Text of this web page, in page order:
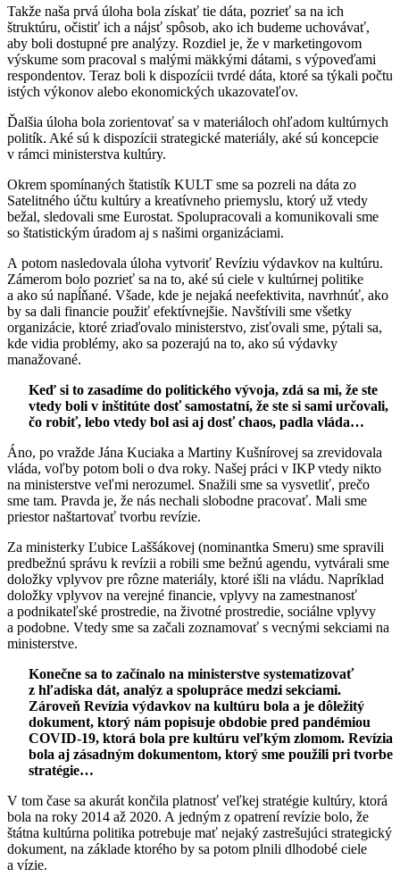
Takže naša prvá úloha bola získať tie dáta, pozrieť sa na ich
štruktúru, očistiť ich a nájsť spôsob, ako ich budeme uchovávať,
aby boli dostupné pre analýzy. Rozdiel je, že v marketingovom
výskume som pracoval s malými mäkkými dátami, s výpoveďami
respondentov. Teraz boli k dispozícii tvrdé dáta, ktoré sa týkali počtu
istých výkonov alebo ekonomických ukazovateľov.
Ďalšia úloha bola zorientovať sa v materiáloch ohľadom kultúrnych
politík. Aké sú k dispozícii strategické materiály, aké sú koncepcie
v rámci ministerstva kultúry.
Okrem spomínaných štatistík KULT sme sa pozreli na dáta zo
Satelitného účtu kultúry a kreatívneho priemyslu, ktorý už vtedy
bežal, sledovali sme Eurostat. Spolupracovali a komunikovali sme
so štatistickým úradom aj s našimi organizáciami.
A potom nasledovala úloha vytvoriť Revíziu výdavkov na kultúru.
Zámerom bolo pozrieť sa na to, aké sú ciele v kultúrnej politike
a ako sú napĺňané. Všade, kde je nejaká neefektivita, navrhnúť, ako
by sa dali financie použiť efektívnejšie. Navštívili sme všetky
organizácie, ktoré zriaďovalo ministerstvo, zisťovali sme, pýtali sa,
kde vidia problémy, ako sa pozerajú na to, ako sú výdavky
manažované.
Keď si to zasadíme do politického vývoja, zdá sa mi, že ste
vtedy boli v inštitúte dosť samostatní, že ste si sami určovali,
čo robiť, lebo vtedy bol asi aj dosť chaos, padla vláda…
Áno, po vražde Jána Kuciaka a Martiny Kušnírovej sa zrevidovala
vláda, voľby potom boli o dva roky. Našej práci v IKP vtedy nikto
na ministerstve veľmi nerozumel. Snažili sme sa vysvetliť, prečo
sme tam. Pravda je, že nás nechali slobodne pracovať. Mali sme
priestor naštartovať tvorbu revízie.
Za ministerky Ľubice Laššákovej (nominantka Smeru) sme spravili
predbežnú správu k revízii a robili sme bežnú agendu, vytvárali sme
doložky vplyvov pre rôzne materiály, ktoré išli na vládu. Napríklad
doložky vplyvov na verejné financie, vplyvy na zamestnanosť
a podnikateľské prostredie, na životné prostredie, sociálne vplyvy
a podobne. Vtedy sme sa začali zoznamovať s vecnými sekciami na
ministerstve.
Konečne sa to začínalo na ministerstve systematizovať
z hľadiska dát, analýz a spolupráce medzi sekciami.
Zároveň Revízia výdavkov na kultúru bola a je dôležitý
dokument, ktorý nám popisuje obdobie pred pandémiou
COVID-19, ktorá bola pre kultúru veľkým zlomom. Revízia
bola aj zásadným dokumentom, ktorý sme použili pri tvorbe
stratégie…
V tom čase sa akurát končila platnosť veľkej stratégie kultúry, ktorá
bola na roky 2014 až 2020. A jedným z opatrení revízie bolo, že
štátna kultúrna politika potrebuje mať nejaký zastrešujúci strategický
dokument, na základe ktorého by sa potom plnili dlhodobé ciele
a vízie.